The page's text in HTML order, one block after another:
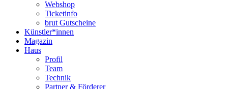
Webshop
Ticketinfo
brut Gutscheine
Künstler*innen
Magazin
Haus
Profil
Team
Technik
Partner & Förderer